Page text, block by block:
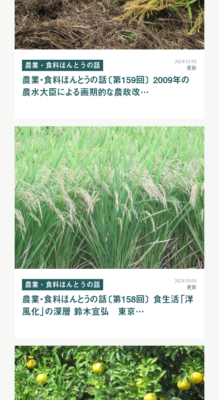
農業・食料ほんとうの話
2024/11/01
更新
農業・食料ほんとうの話〔第159回〕 2009年の
農水大臣による画期的な農政改…
農業・食料ほんとうの話
2024/10/01
更新
農業・食料ほんとうの話〔第158回〕 食生活「洋
風化」の深層 鈴木宣弘 東京…